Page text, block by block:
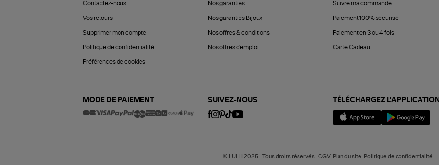
Contactez-nous
Vos retours
Supprimer mon compte
Politique de confidentialité
Préférences de cookies
Nos garanties
Nos garanties Bijoux
Nos offres & conditions
Nos offres d'emploi
Suivre ma commande
Paiement 100% sécurisé
Paiement en 3 ou 4 fois
Carte Cadeau
MODE DE PAIEMENT SUIVEZ-NOUS TÉLÉCHARGEZ L'APPLICATION
© LULLI 2025 - Tous droits réservés -CGV-Plan du site-Politique de confidentialité